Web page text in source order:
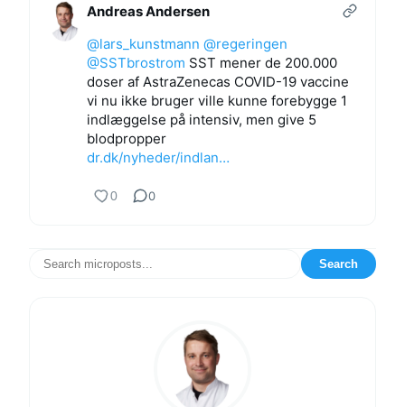
Andreas Andersen
@lars_kunstmann @regeringen
@SSTbrostrom SST mener de 200.000
doser af AstraZenecas COVID-19 vaccine
vi nu ikke bruger ville kunne forebygge 1
indlæggelse på intensiv, men give 5
blodpropper
dr.dk/nyheder/indlan…
0 0
Search